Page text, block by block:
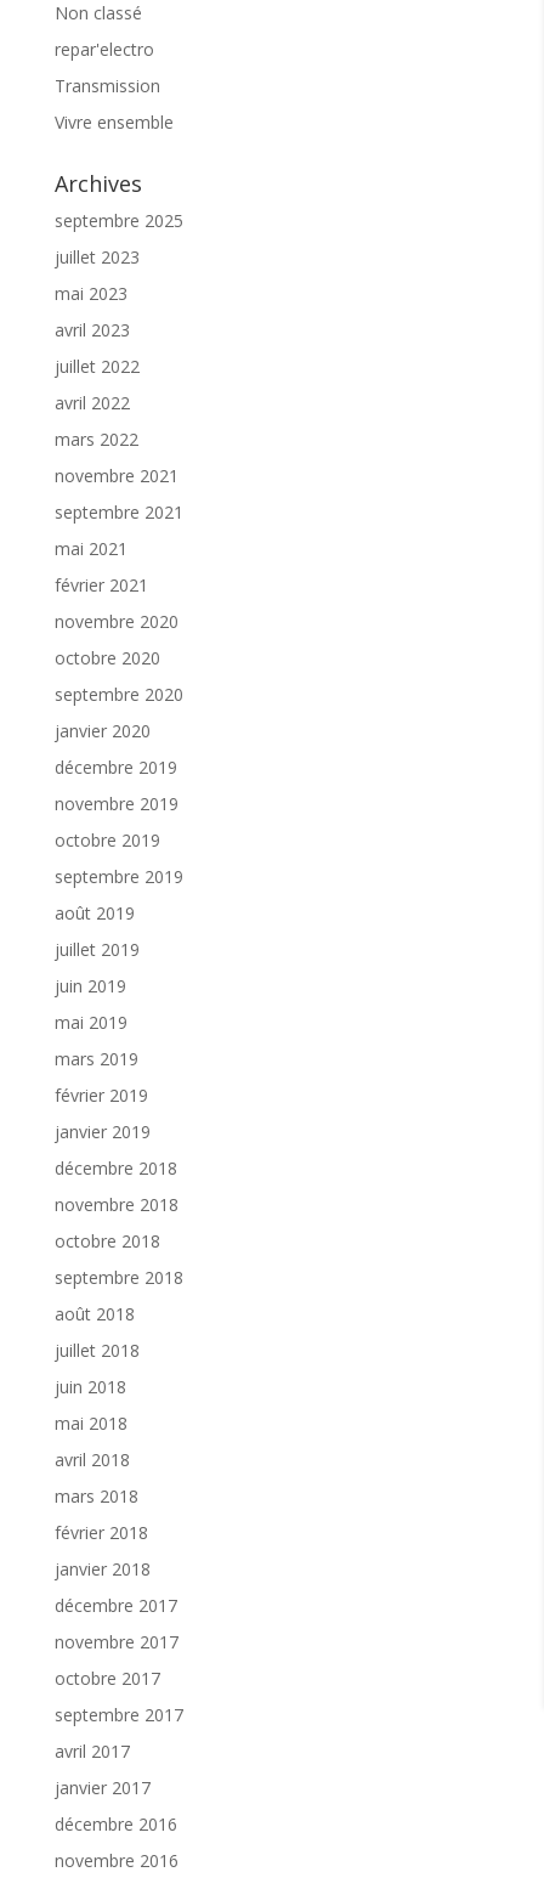
Non classé
repar'electro
Transmission
Vivre ensemble
Archives
septembre 2025
juillet 2023
mai 2023
avril 2023
juillet 2022
avril 2022
mars 2022
novembre 2021
septembre 2021
mai 2021
février 2021
novembre 2020
octobre 2020
septembre 2020
janvier 2020
décembre 2019
novembre 2019
octobre 2019
septembre 2019
août 2019
juillet 2019
juin 2019
mai 2019
mars 2019
février 2019
janvier 2019
décembre 2018
novembre 2018
octobre 2018
septembre 2018
août 2018
juillet 2018
juin 2018
mai 2018
avril 2018
mars 2018
février 2018
janvier 2018
décembre 2017
novembre 2017
octobre 2017
septembre 2017
avril 2017
janvier 2017
décembre 2016
novembre 2016